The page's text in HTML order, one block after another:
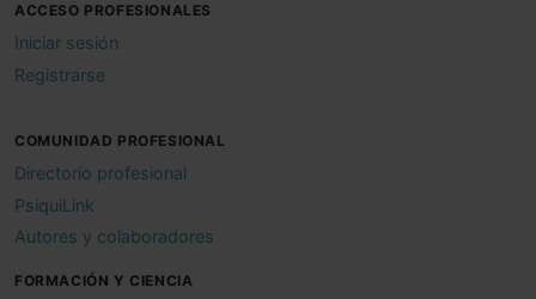
ACCESO PROFESIONALES
Iniciar sesión
Registrarse
COMUNIDAD PROFESIONAL
Directorio profesional
PsiquiLink
Autores y colaboradores
FORMACIÓN Y CIENCIA